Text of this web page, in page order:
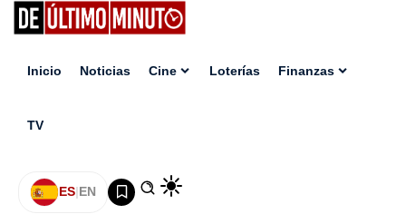
Inicio Noticias Cine Loterías Finanzas
TV
ES|EN